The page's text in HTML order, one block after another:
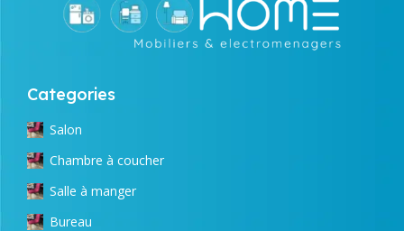
Categories
Salon
Chambre à coucher
Salle à manger
Bureau